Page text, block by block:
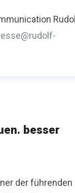
besser
der führenden